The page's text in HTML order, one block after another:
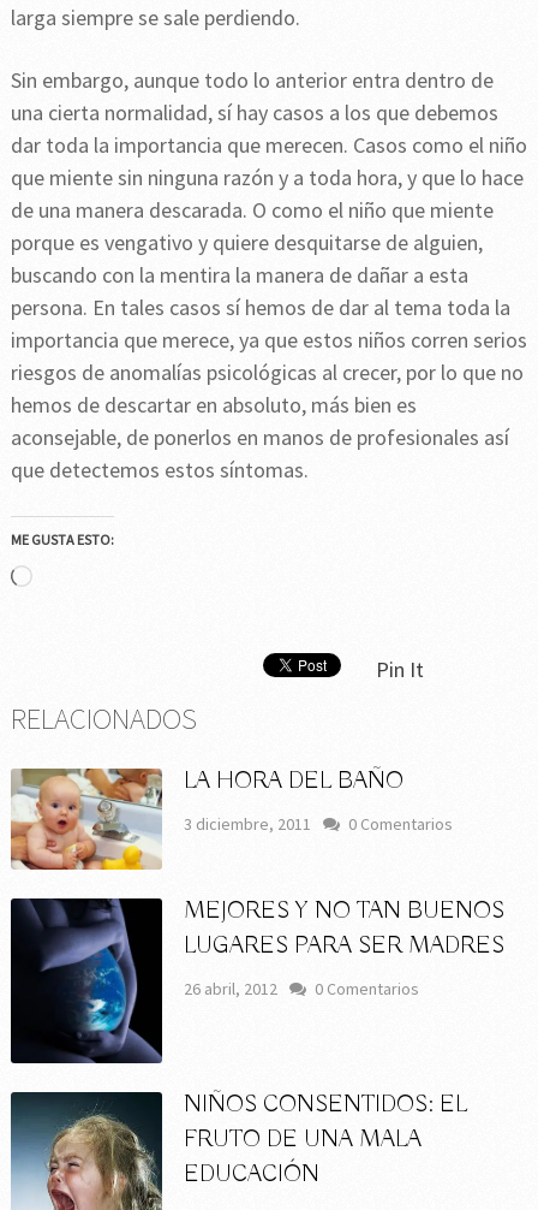
larga siempre se sale perdiendo.
Sin embargo, aunque todo lo anterior entra dentro de
una cierta normalidad, sí hay casos a los que debemos
dar toda la importancia que merecen. Casos como el niño
que miente sin ninguna razón y a toda hora, y que lo hace
de una manera descarada. O como el niño que miente
porque es vengativo y quiere desquitarse de alguien,
buscando con la mentira la manera de dañar a esta
persona. En tales casos sí hemos de dar al tema toda la
importancia que merece, ya que estos niños corren serios
riesgos de anomalías psicológicas al crecer, por lo que no
hemos de descartar en absoluto, más bien es
aconsejable, de ponerlos en manos de profesionales así
que detectemos estos síntomas.
ME GUSTA ESTO:
Cargando...
Pin It
RELACIONADOS
LA HORA DEL BAÑO
3 diciembre, 2011 0 Comentarios
MEJORES Y NO TAN BUENOS
LUGARES PARA SER MADRES
26 abril, 2012 0 Comentarios
NIÑOS CONSENTIDOS: EL
FRUTO DE UNA MALA
EDUCACIÓN